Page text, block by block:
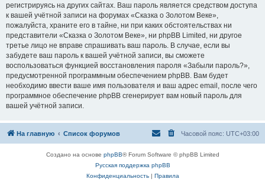
регистрируясь на других сайтах. Ваш пароль является средством доступа
к вашей учётной записи на форумах «Сказка о Золотом Веке»,
пожалуйста, храните его в тайне, ни при каких обстоятельствах ни
представители «Сказка о Золотом Веке», ни phpBB Limited, ни другое
третье лицо не вправе спрашивать ваш пароль. В случае, если вы
забудете ваш пароль к вашей учётной записи, вы сможете
воспользоваться функцией восстановления пароля «Забыли пароль?»,
предусмотренной программным обеспечением phpBB. Вам будет
необходимо ввести ваше имя пользователя и ваш адрес email, после чего
программное обеспечение phpBB сгенерирует вам новый пароль для
вашей учётной записи.
На главную Список форумов Часовой пояс: UTC+03:00
Создано на основе phpBB® Forum Software © phpBB Limited
Русская поддержка phpBB
Конфиденциальность| Правила